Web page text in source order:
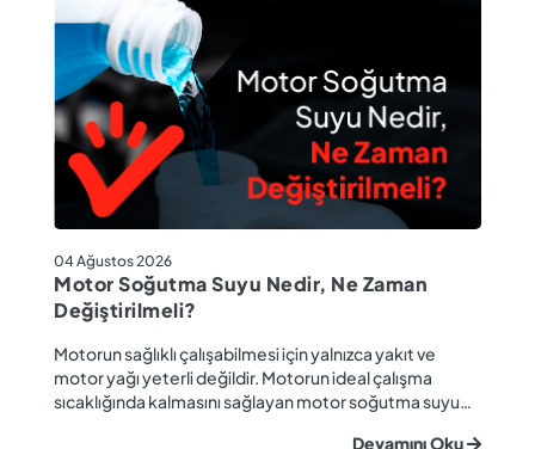
04 Ağustos 2026
Motor Soğutma Suyu Nedir, Ne Zaman
Değiştirilmeli?
Motorun sağlıklı çalışabilmesi için yalnızca yakıt ve
motor yağı yeterli değildir. Motorun ideal çalışma
sıcaklığında kalmasını sağlayan motor soğutma suyu
Devamını Oku